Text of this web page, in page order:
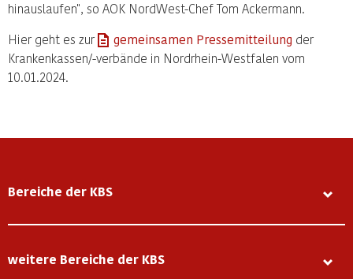
hinauslaufen", so AOK NordWest-Chef Tom Ackermann.
Hier geht es zur gemeinsamen Pressemitteilung der
Krankenkassen/-verbände in Nordrhein-Westfalen vom
10.01.2024.
Bereiche der KBS
weitere Bereiche der KBS